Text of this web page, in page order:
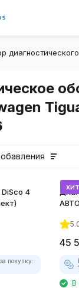
4
покупку:
хит
45
В